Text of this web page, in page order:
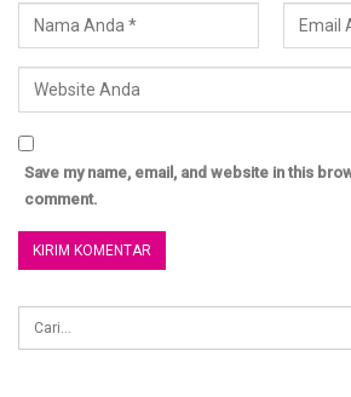
Barakallahu Fikum wa Jazakumullahu
Penulis: Ustadz Imam Abu Abdillah
Save my name, email, and website in this
comment.